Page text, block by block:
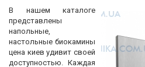
В нашем каталоге
представлены
напольные,
настольные биокамины
цена киев удивит своей
доступностью. Каждая